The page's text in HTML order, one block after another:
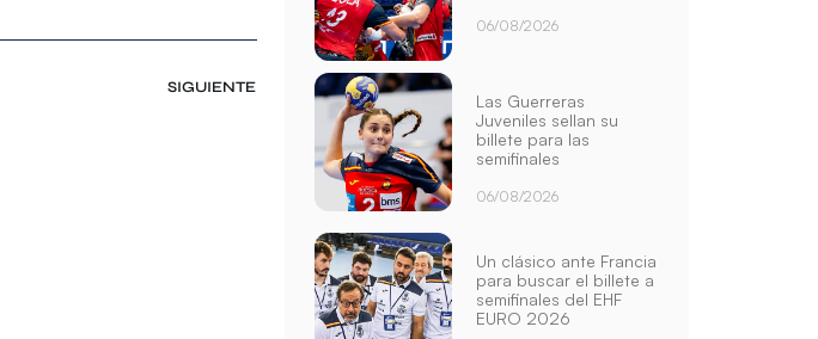
SIGUIENTE
06/08/2026
Las Guerreras
Juveniles sellan su
billete para las
semifinales
06/08/2026
Un clásico ante Francia
para buscar el billete a
semifinales del EHF
EURO 2026